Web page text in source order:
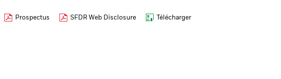
Prospectus SFDR Web Disclosure Télécharger